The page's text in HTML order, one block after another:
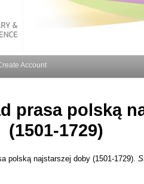
Account
prasa polską
(1501-1729)
polską najstarszej doby (1501-1729).